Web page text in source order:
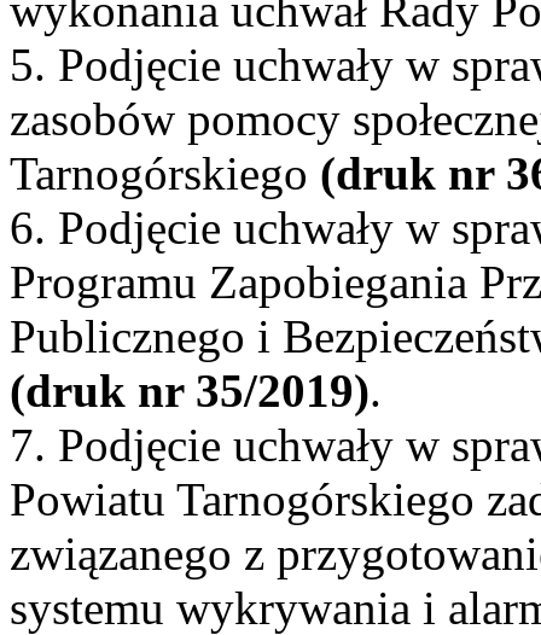
5. Podjęcie uchwały w
zasobów pomocy
Tarnogórskiego (druk nr
6. Podjęcie uchwały w
Programu Zapobiegania
Publicznego i
(druk nr 35/2019).
7. Podjęcie uchwały w
Powiatu Tarnogórskiego
związanego z
systemu wykrywania i